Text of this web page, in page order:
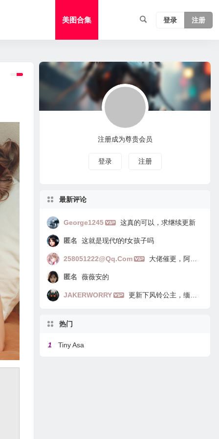
美图合集 登录 注册
注册成为尊贵会员
登录 注册
最新评论
George1245 这真的可以，求继续更新
匿名 这就是现代f的f女孩子吗
258051222@qq.com 大佬催更，阿里嘎多
匿名 薇薇安的
JAKERWORRY 更新下风铃公主，缅因猫
热门
1 Tiny Asa